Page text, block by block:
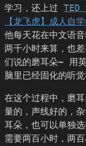
学习，还上过 TED
【龙飞虎】成人自
他每天花在中文语
两千小时来算，也
们说的磨耳朵~ 用
脑里已经固化的听
在这个过程中，磨
量的，声线好的，
耳朵，也可以单独
需要两百小时，两